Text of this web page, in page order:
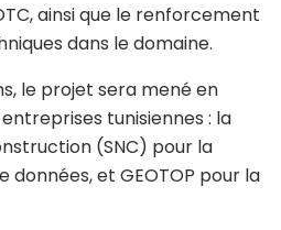
ainsi que le renforcement
dans le domaine.
le projet sera mené en
tunisiennes : la
(SNC) pour la
données, et GEOTOP pour la